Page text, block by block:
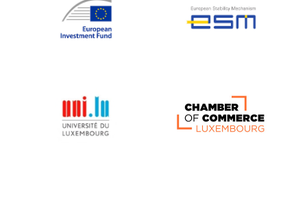
Koen LENAERTS
Lars Heikensten
Lucas Papademos
Máire Geoghegan-Quinn